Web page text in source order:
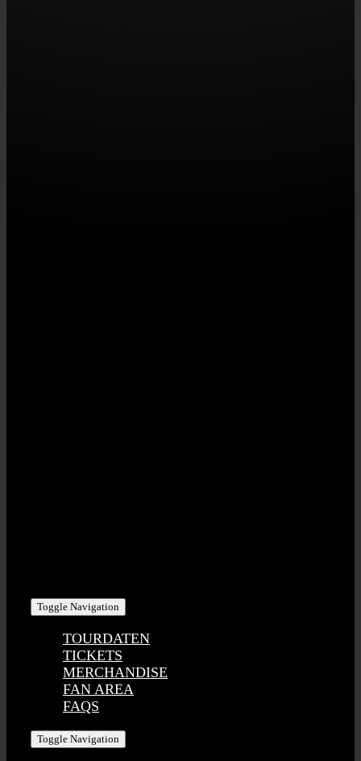
Toggle Navigation
TOURDATEN
TICKETS
MERCHANDISE
FAN AREA
FAQS
Toggle Navigation